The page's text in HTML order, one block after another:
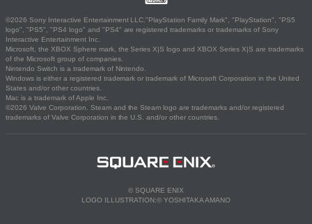
©2026 Sony Interactive Entertainment LLC."PlayStation Family Mark", "PlayStation", "PS5
logo", "PS5", "PS4 logo" and "PS4" are registered trademarks or trademarks of Sony
Interactive Entertainment Inc.
Microsoft, the XBOX Sphere mark, the Series X|S logo and XBOX Series X|S are trademarks
of the Microsoft group of companies.
Nintendo Switch is a trademark of Nintendo.
Windows is either a registered trademark or trademark of Microsoft Corporation in the United
States and/or other countries.
Mac is a trademark of Apple Inc.
©2026 Valve Corporation. Steam and the Steam logo are trademarks and/or registered
trademarks of Valve Corporation in the U.S. and/or other countries.
© SQUARE ENIX
LOGO ILLUSTRATION:© YOSHITAKA AMANO